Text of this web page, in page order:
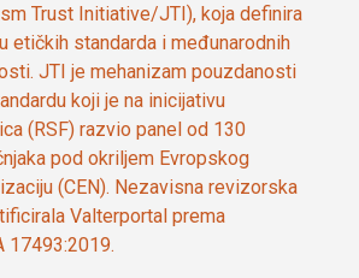
Trust Initiative/JTI), koja definira
etičkih standarda i međunarodnih
JTI je mehanizam pouzdanosti
koji je na inicijativu
(RSF) razvio panel od 130
pod okriljem Evropskog
(CEN). Nezavisna revizorska
Valterportal prema
17493:2019.